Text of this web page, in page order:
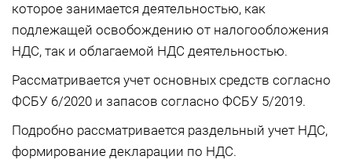
которое занимается деятельностью, как
подлежащей освобождению от налогообложения
НДС, так и облагаемой НДС деятельностью.
Рассматривается учет основных средств согласно
ФСБУ 6/2020 и запасов согласно ФСБУ 5/2019.
Подробно рассматривается раздельный учет НДС,
формирование декларации по НДС.